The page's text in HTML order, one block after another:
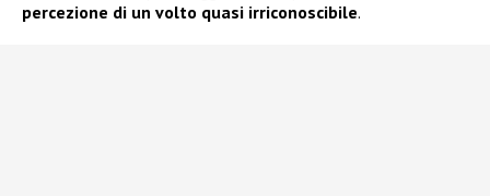
percezione di un volto quasi irriconoscibile.